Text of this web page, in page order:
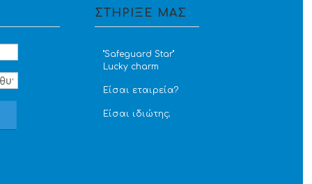
ΣΤΗΡΙΞΕ ΜΑΣ
''Safeguard Star''
Lucky charm
Είσαι εταιρεία?
Είσαι ιδιώτης;